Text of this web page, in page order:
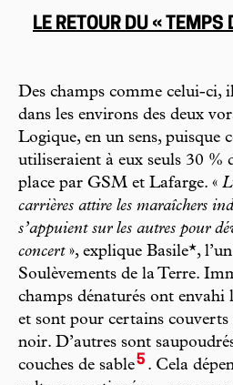
LE RETOUR DU « TEMPS
Des champs comme celui-ci,
dans les environs des deux
Logique, en un sens, puisque
utiliseraient à eux seuls 30 %
place par GSM et Lafarge. «
carrières attire les maraîchers
s’appuient sur les autres pour
concert», explique Basile*,
Soulèvements de la Terre.
champs dénaturés ont envahi
et sont pour certains couverts
noir. D’autres sont
couches de sable5 . Cela